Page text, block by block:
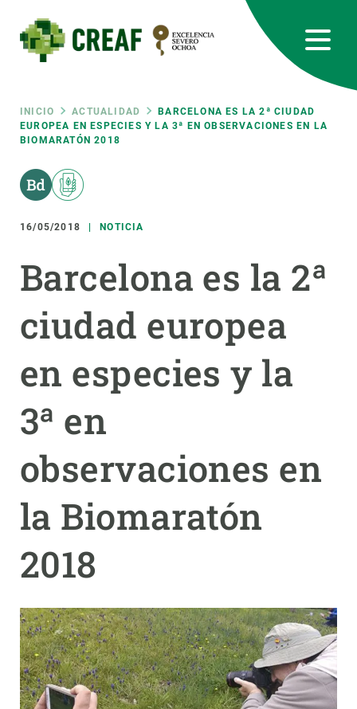
contenido
principal
Ruta
de
navegación
INICIO ACTUALIDAD
BARCELONA ES LA 2ª CIUDAD
EUROPEA EN ESPECIES Y LA 3ª EN OBSERVACIONES EN LA
BIOMARATÓN 2018
16/05/2018 NOTICIA
Barcelona es la 2ª
ciudad europea
en especies y la
3ª en
observaciones en
la Biomaratón
2018
RRSS
Featured
responsive
Responsive
menu
INVESTIGACIÓN
CIENCIA EN ACCIÓN
NOTICIAS Y AGENDA